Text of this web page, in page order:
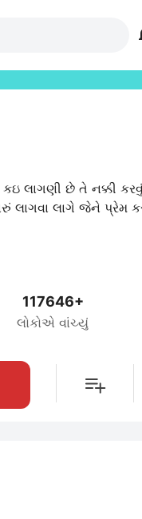
લાગણી છે તે નક્કી
લાગવા લાગે જેને પ્રેમ
117646+
લોકોએ વાંચ્યું